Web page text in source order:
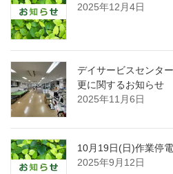
2025年12月4日
デイサービスセンタ
更に関するお知らせ
2025年11月6日
10月19日(日)作業停
2025年9月12日